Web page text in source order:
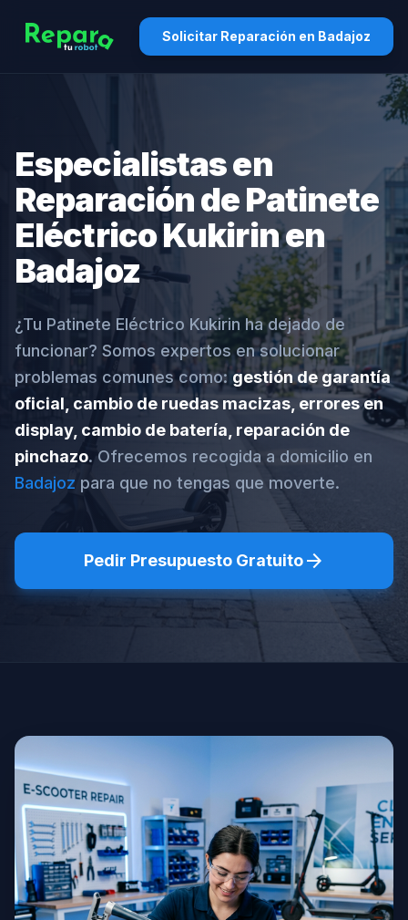
Solicitar Reparación en Badajoz
Especialistas en
Reparación de Patinete
Eléctrico Kukirin en
Badajoz
¿Tu Patinete Eléctrico Kukirin ha dejado de
funcionar? Somos expertos en solucionar
problemas comunes como:gestión de garantía
oficial, cambio de ruedas macizas, errores en
display, cambio de batería, reparación de
pinchazo. Ofrecemos recogida a domicilio en
Badajoz para que no tengas que moverte.
Pedir Presupuesto Gratuitoarrow_forward